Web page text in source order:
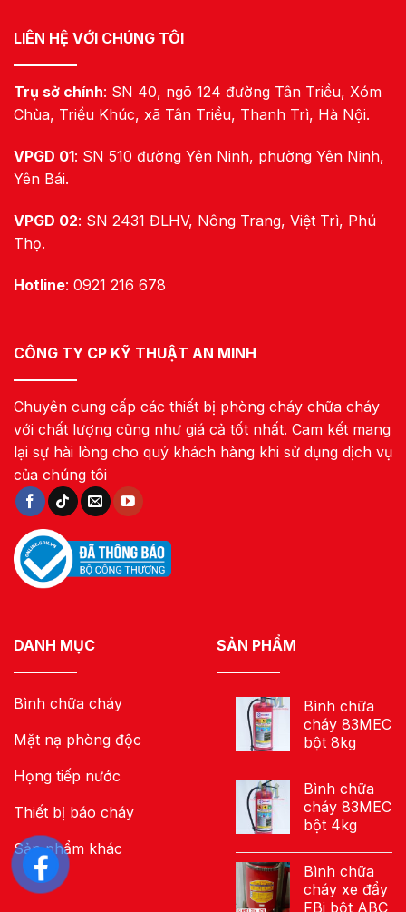
LIÊN HỆ VỚI CHÚNG TÔI
Trụ sở chính: SN 40, ngõ 124 đường Tân Triều, Xóm
Chùa, Triều Khúc, xã Tân Triều, Thanh Trì, Hà Nội.
VPGD 01: SN 510 đường Yên Ninh, phường Yên Ninh,
Yên Bái.
VPGD 02: SN 2431 ĐLHV, Nông Trang, Việt Trì, Phú
Thọ.
Hotline: 0921 216 678
CÔNG TY CP KỸ THUẬT AN MINH
Chuyên cung cấp các thiết bị phòng cháy chữa cháy
với chất lượng cũng như giá cả tốt nhất. Cam kết mang
lại sự hài lòng cho quý khách hàng khi sử dụng dịch vụ
của chúng tôi
DANH MỤC
Bình chữa cháy
Mặt nạ phòng độc
Họng tiếp nước
Thiết bị báo cháy
Sản phẩm khác
SẢN PHẨM
Bình chữa
cháy 83MEC
bột 8kg
Bình chữa
cháy 83MEC
bột 4kg
Bình chữa
cháy xe đẩy
FBi bột ABC